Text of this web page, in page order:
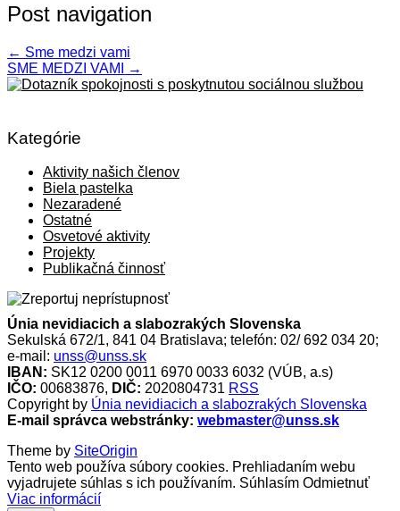
Post navigation
← Sme medzi vami
SME MEDZI VAMI
→
Kategórie
Aktivity našich členov
Biela pastelka
Nezaradené
Ostatné
Osvetové aktivity
Projekty
Publikačná činnosť
Únia nevidiacich a slabozrakých Slovenska
Sekulská 672/1, 841 04 Bratislava; telefón: 02/ 692 034 20;
e-mail: unss@unss.sk
IBAN: SK12 0200 0011 6970 0033 6032 (VÚB, a.s)
IČO: 00683876, DIČ: 2020804731 RSS
Copyright by Únia nevidiacich a slabozrakých Slovenska
E-mail správca webstránky: webmaster@unss.sk
Theme by SiteOrigin
Tento web používa súbory cookies. Prehliadaním webu
vyjadrujete súhlas s ich používaním. Súhlasím Odmietnuť
Viac informácií